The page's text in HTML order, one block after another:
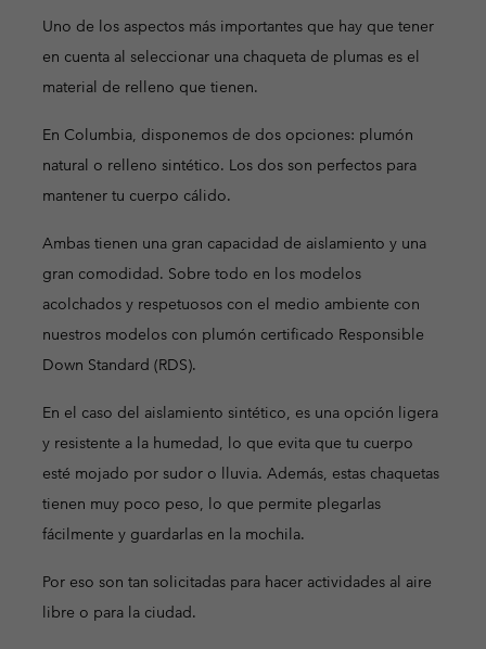
Uno de los aspectos más importantes que hay que tener
en cuenta al seleccionar una chaqueta de plumas es el
material de relleno que tienen.
En Columbia, disponemos de dos opciones: plumón
natural o relleno sintético. Los dos son perfectos para
mantener tu cuerpo cálido.
Ambas tienen una gran capacidad de aislamiento y una
gran comodidad. Sobre todo en los modelos
acolchados y respetuosos con el medio ambiente con
nuestros modelos con plumón certificado Responsible
Down Standard (RDS).
En el caso del aislamiento sintético, es una opción ligera
y resistente a la humedad, lo que evita que tu cuerpo
esté mojado por sudor o lluvia. Además, estas chaquetas
tienen muy poco peso, lo que permite plegarlas
fácilmente y guardarlas en la mochila.
Por eso son tan solicitadas para hacer actividades al aire
libre o para la ciudad.